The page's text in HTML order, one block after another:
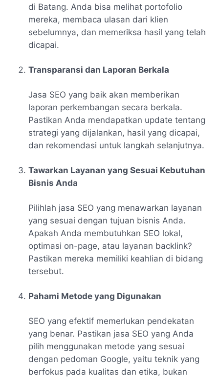
di Batang. Anda bisa melihat portofolio
mereka, membaca ulasan dari klien
sebelumnya, dan memeriksa hasil yang telah
dicapai.
Transparansi dan Laporan Berkala
Jasa SEO yang baik akan memberikan
laporan perkembangan secara berkala.
Pastikan Anda mendapatkan update tentang
strategi yang dijalankan, hasil yang dicapai,
dan rekomendasi untuk langkah selanjutnya.
Tawarkan Layanan yang Sesuai Kebutuhan
Bisnis Anda
Pilihlah jasa SEO yang menawarkan layanan
yang sesuai dengan tujuan bisnis Anda.
Apakah Anda membutuhkan SEO lokal,
optimasi on-page, atau layanan backlink?
Pastikan mereka memiliki keahlian di bidang
tersebut.
Pahami Metode yang Digunakan
SEO yang efektif memerlukan pendekatan
yang benar. Pastikan jasa SEO yang Anda
pilih menggunakan metode yang sesuai
dengan pedoman Google, yaitu teknik yang
berfokus pada kualitas dan etika, bukan